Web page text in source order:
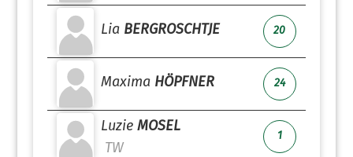
Lia BERGROSCHTJE 20
Maxima HÖPFNER 24
Luzie MOSEL
TW
1